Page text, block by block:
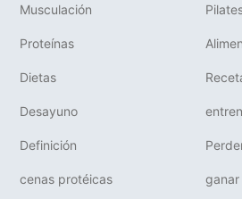
Musculación
Proteínas
Dietas
Desayuno
Definición
cenas protéicas ganar